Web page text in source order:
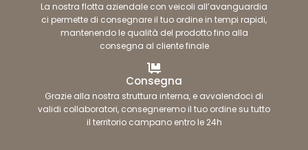
La nostra flotta aziendale con veicoli all’avanguardia
ci permette di consegnare il tuo ordine in tempi rapidi,
mantenendo le qualità del prodotto fino alla
consegna al cliente finale
Consegna
Grazie alla nostra struttura interna, e avvalendoci di
validi collaboratori, consegneremo il tuo ordine su tutto
il territorio campano entro le 24h